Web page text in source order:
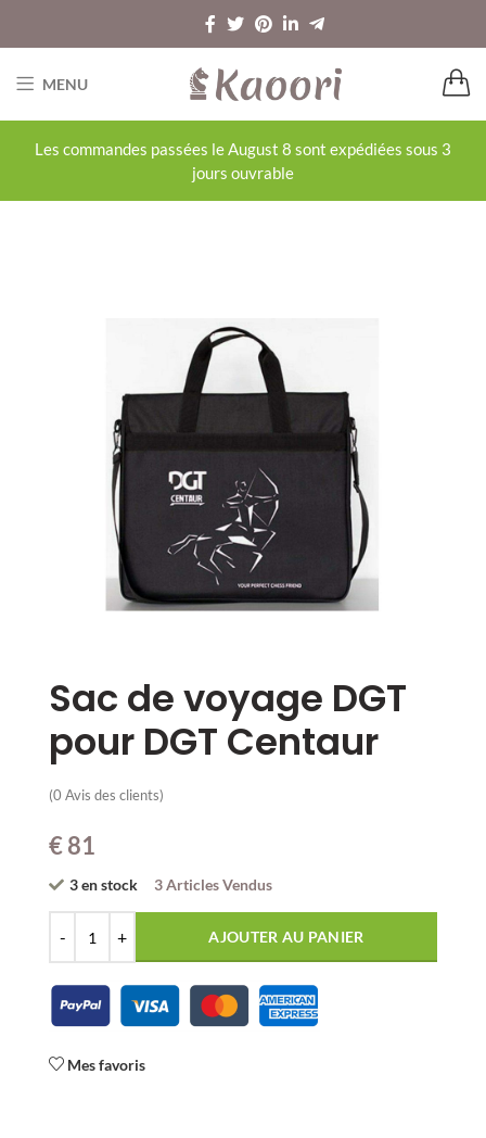
MENU
Les commandes passées le August 8 sont expédiées sous 3
jours ouvrable
Sac de voyage DGT
pour DGT Centaur
(0 Avis des clients)
€81
3en stock 3 Articles Vendus
AJOUTER AU PANIER
Mes favoris